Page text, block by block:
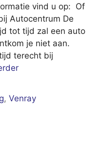
vind u op: Of
Autocentrum De
tot tijd zal een auto
je niet aan.
terecht bij
,Venray